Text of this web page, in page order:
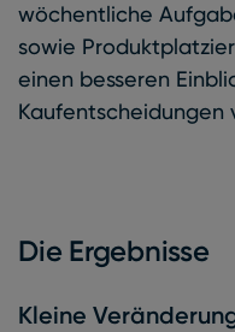
wöchentliche
sowie
einen besseren
Kaufentscheidungen
Die Ergebnisse
Kleine